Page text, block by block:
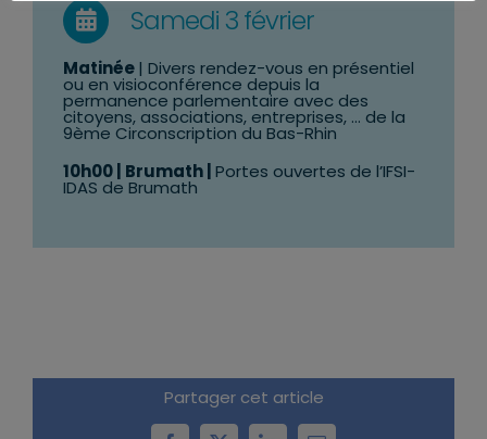
Samedi 3 février
Matinée| Divers rendez-vous en présentiel
ou en visioconférence depuis la
permanence parlementaire avec des
citoyens, associations, entreprises, … de la
9ème Circonscription du Bas-Rhin
10h00| Brumath | Portes ouvertes de l’IFSI-
IDAS de Brumath
Partager cet article